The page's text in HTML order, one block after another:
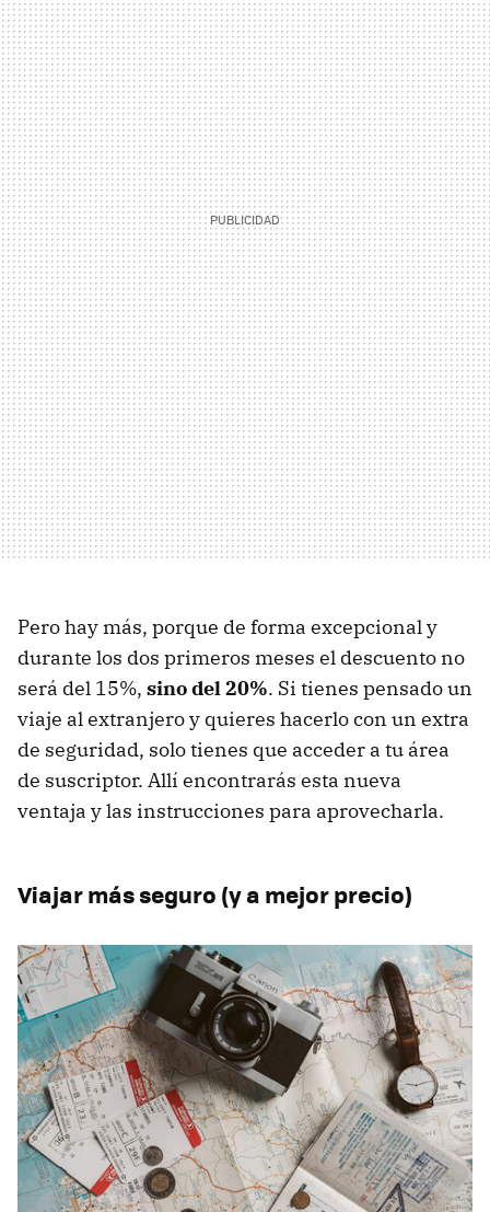
Pero hay más, porque de forma excepcional y
durante los dos primeros meses el descuento no
será del 15%, sino del 20%. Si tienes pensado un
viaje al extranjero y quieres hacerlo con un extra
de seguridad, solo tienes que acceder a tu área
de suscriptor. Allí encontrarás esta nueva
ventaja y las instrucciones para aprovecharla.
Viajar más seguro (y a mejor precio)